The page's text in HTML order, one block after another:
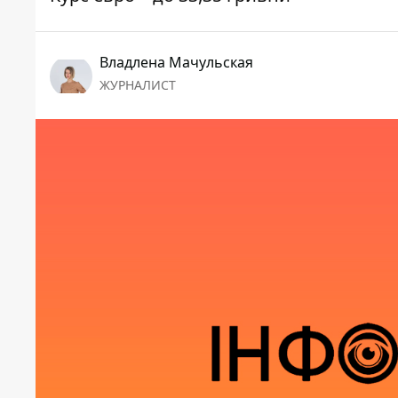
Владлена Мачульская
ЖУРНАЛИСТ